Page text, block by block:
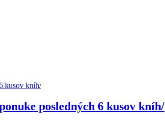
posledných 6 kusov kníh/